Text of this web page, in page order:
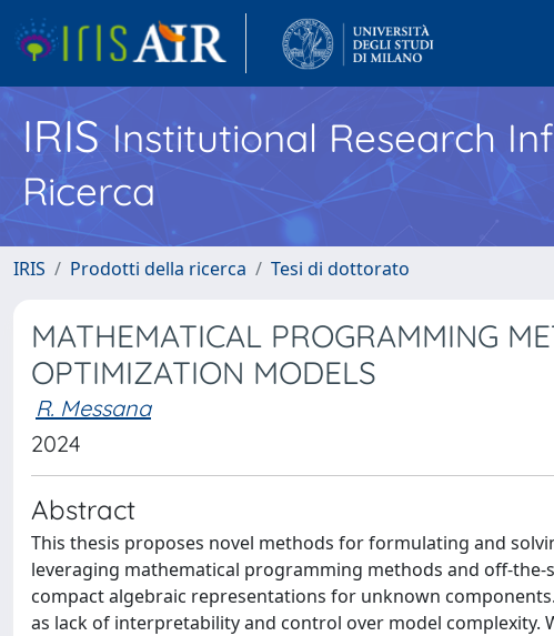
IRISInstitutional Research
Ricerca
IRIS Prodotti della ricerca Tesi di dottorato
MATHEMATICAL PROGRAMMING
OPTIMIZATION MODELS
R. Messana
2024
Abstract
This thesis proposes novel methods for formulating and
leveraging mathematical programming methods and off-
compact algebraic representations for unknown
as lack of interpretability and control over model complexity.